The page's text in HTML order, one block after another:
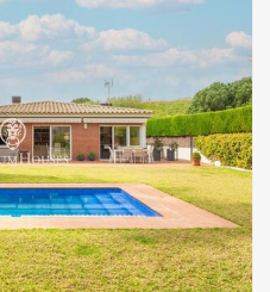
principal: rebedor, saló-
un bany i una habitació.
addicionals i una suite amb
l’exterior hi trobem un
envoltat de
Un segon porxo, amb accés
per relaxar-se. La casa
alarma perimetral i
en una opció molt